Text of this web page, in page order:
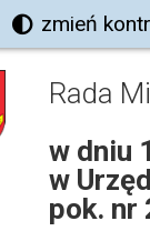
zmień
Rada
w dniu
w
pok. nr